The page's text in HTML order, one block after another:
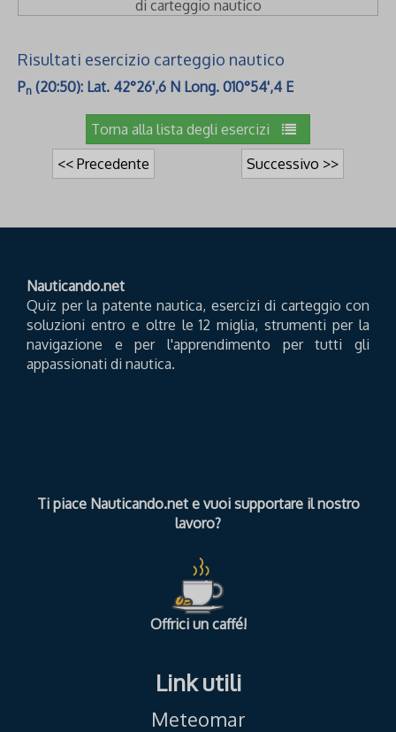
Risultati esercizio carteggio nautico
Pn (20:50): Lat. 42°26',6 N Long. 010°54',4 E
Torna alla lista degli esercizi
<< Precedente
Successivo >>
Nauticando.net
Quiz per la patente nautica, esercizi di carteggio con
soluzioni entro e oltre le 12 miglia, strumenti per la
navigazione e per l'apprendimento per tutti gli
appassionati di nautica.
Ti piace Nauticando.net e vuoi supportare il nostro
lavoro?
Offrici un caffé!
Link utili
Meteomar